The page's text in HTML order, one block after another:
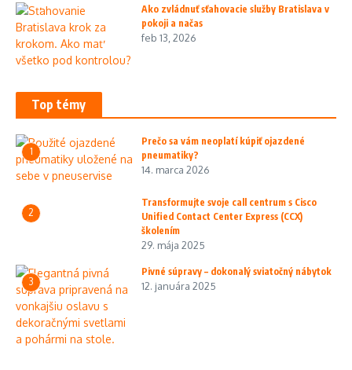
Ako zvládnuť sťahovacie služby Bratislava v
pokoji a načas
feb 13, 2026
Top témy
1
Prečo sa vám neoplatí kúpiť ojazdené
pneumatiky?
14. marca 2026
2
Transformujte svoje call centrum s Cisco
Unified Contact Center Express (CCX)
školením
29. mája 2025
3
Pivné súpravy – dokonalý sviatočný nábytok
12. januára 2025